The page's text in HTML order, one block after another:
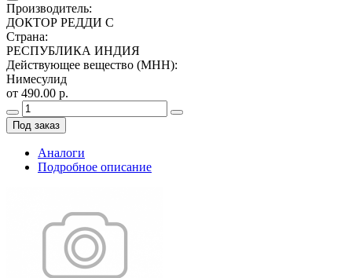
Производитель:
ДОКТОР РЕДДИ С
Страна:
РЕСПУБЛИКА ИНДИЯ
Действующее вещество (МНН):
Нимесулид
от 490.00 р.
Под заказ
Аналоги
Подробное описание